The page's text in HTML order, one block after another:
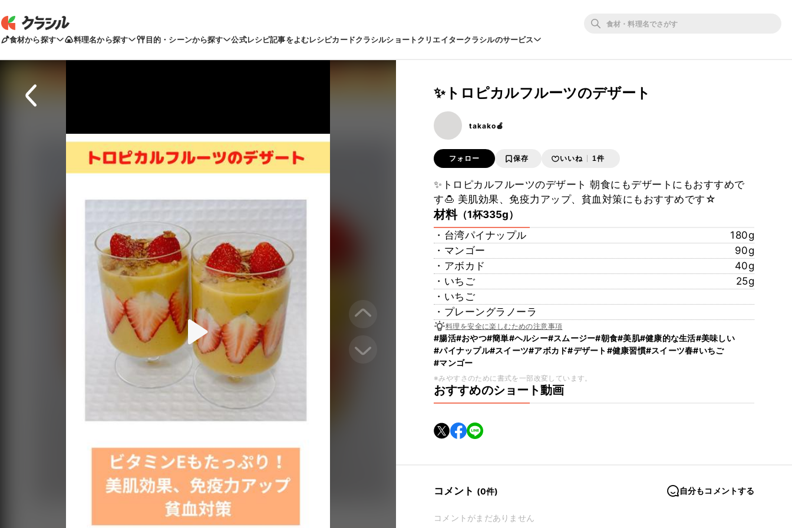
食材から探す 料理名から探す 目的・シーンから探す 公式レシピ記事をよむレシピカードクラシルショートクリエイタークラシルのサービス
✨トロピカルフルーツのデザート
takako🍎
フォロー 保存 いいね 1件
✨トロピカルフルーツのデザート 朝食にもデザートにもおすすめで
す🍮 美肌効果、免疫力アップ、貧血対策にもおすすめです☆
材料（1杯335g）
・台湾パイナップル
180g
・マンゴー
90g
・アボカド
40g
・いちご
25g
・いちご
・プレーングラノーラ
料理を安全に楽しむための注意事項
#腸活#おやつ#簡単#ヘルシー#スムージー#朝食#美肌#健康的な生活#美味しい
#パイナップル#スイーツ#アボカド#デザート#健康習慣#スイーツ春#いちご
#マンゴー
※みやすさのために書式を一部改変しています。
おすすめのショート動画
コメント (0件) 自分もコメントする
コメントがまだありません